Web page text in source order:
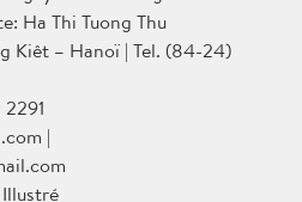
Ha Thi Tuong Thu
Kiêt – Hanoï | Tel. (84-24)
|